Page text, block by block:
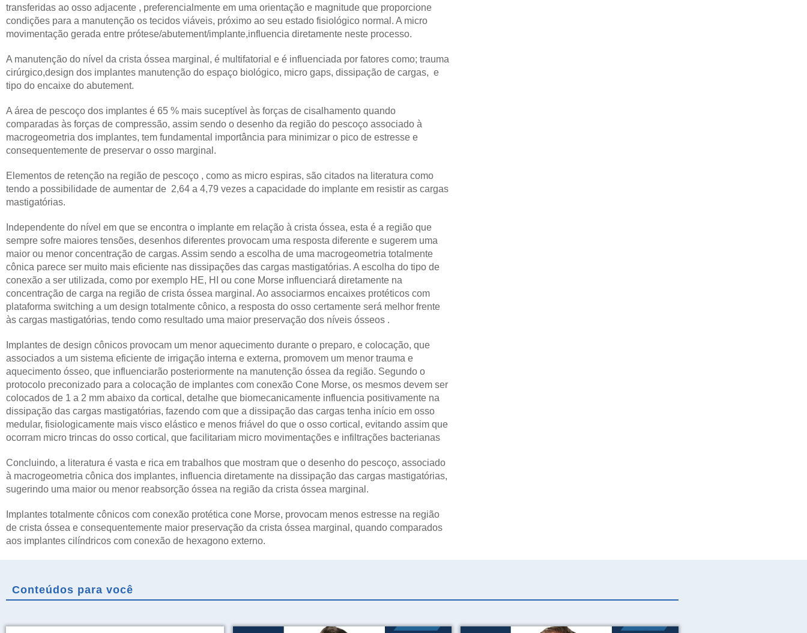
transferidas ao osso adjacente , preferencialmente em uma orientação e magnitude que proporcione
condições para a manutenção os tecidos viáveis, próximo ao seu estado fisiológico normal. A micro
movimentação gerada entre prótese/abutement/implante,influencia diretamente neste processo.
A manutenção do nível da crista óssea marginal, é multifatorial e é influenciada por fatores como; trauma
cirúrgico,design dos implantes manutenção do espaço biológico, micro gaps, dissipação de cargas, e
tipo do encaixe do abutement.
A área de pescoço dos implantes é 65 % mais suceptível às forças de cisalhamento quando
comparadas às forças de compressão, assim sendo o desenho da região do pescoço associado à
macrogeometria dos implantes, tem fundamental importância para minimizar o pico de estresse e
consequentemente de preservar o osso marginal.
Elementos de retenção na região de pescoço , como as micro espiras, são citados na literatura como
tendo a possibilidade de aumentar de 2,64 a 4,79 vezes a capacidade do implante em resistir as cargas
mastigatórias.
Independente do nível em que se encontra o implante em relação à crista óssea, esta é a região que
sempre sofre maiores tensões, desenhos diferentes provocam uma resposta diferente e sugerem uma
maior ou menor concentração de cargas. Assim sendo a escolha de uma macrogeometria totalmente
cônica parece ser muito mais eficiente nas dissipações das cargas mastigatórias. A escolha do tipo de
conexão a ser utilizada, como por exemplo HE, HI ou cone Morse influenciará diretamente na
concentração de carga na região de crista óssea marginal. Ao associarmos encaixes protéticos com
plataforma switching a um design totalmente cônico, a resposta do osso certamente será melhor frente
às cargas mastigatórias, tendo como resultado uma maior preservação dos níveis ósseos .
Implantes de design cônicos provocam um menor aquecimento durante o preparo, e colocação, que
associados a um sistema eficiente de irrigação interna e externa, promovem um menor trauma e
aquecimento ósseo, que influenciarão posteriormente na manutenção óssea da região. Segundo o
protocolo preconizado para a colocação de implantes com conexão Cone Morse, os mesmos devem ser
colocados de 1 a 2 mm abaixo da cortical, detalhe que biomecanicamente influencia positivamente na
dissipação das cargas mastigatórias, fazendo com que a dissipação das cargas tenha início em osso
medular, fisiologicamente mais visco elástico e menos friável do que o osso cortical, evitando assim que
ocorram micro trincas do osso cortical, que facilitariam micro movimentações e infiltrações bacterianas
Concluindo, a literatura é vasta e rica em trabalhos que mostram que o desenho do pescoço, associado
à macrogeometria cônica dos implantes, influencia diretamente na dissipação das cargas mastigatórias,
sugerindo uma maior ou menor reabsorção óssea na região da crista óssea marginal.
Implantes totalmente cônicos com conexão protética cone Morse, provocam menos estresse na região
de crista óssea e consequentemente maior preservação da crista óssea marginal, quando comparados
aos implantes cilíndricos com conexão de hexagono externo.
Conteúdos para você